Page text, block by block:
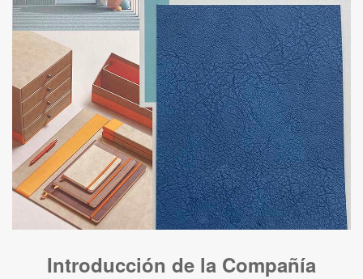
Introducción de la Compañía